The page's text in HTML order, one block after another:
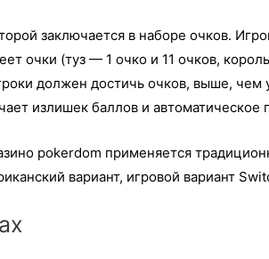
заключается в наборе очков.
очки (туз — 1 очко и 11 очков,
должен достичь очков, выше, чем
излишек баллов и
pokerdom применяется
вариант, игровой вариант